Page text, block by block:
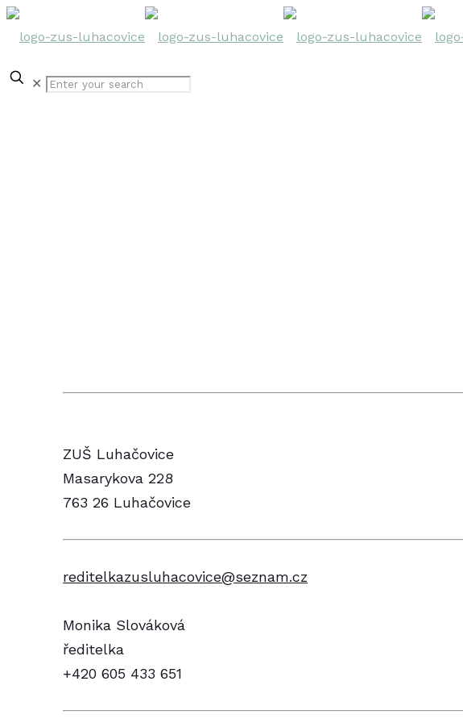
✕
ZUŠ Luhačovice
Masarykova 228
763 26 Luhačovice
reditelkazusluhacovice@seznam.cz
Monika Slováková
ředitelka
+420 605 433 651